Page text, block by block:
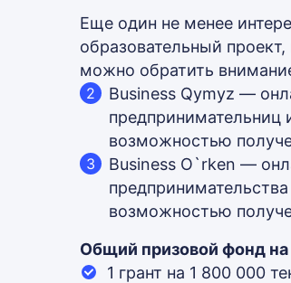
Еще один не менее
образовательный
можно обратить
Business Qymyz —
возможностью
Business O`rken —
возможностью
Общий призовой фонд на
1 грант на 1 800 000